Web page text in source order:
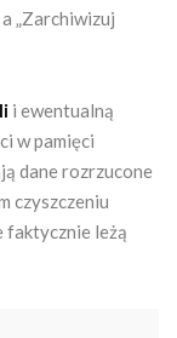
„Zarchiwizuj
i ewentualną
w pamięci
dane rozrzucone
czyszczeniu
faktycznie leżą